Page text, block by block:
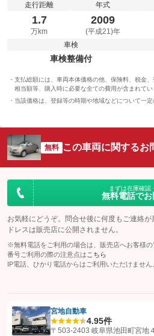
走行距離
1.7
万km
年式
2009
(平成21)年
車検
車検整備付
支払総額には、車両本体価格の他、保険料、税金
相当額等、購入時に必要な全ての費用が含まれてい
当該価格は、登録等の時期や地域などについて一定
無料 この車両に関するお
まずは在庫確認
無料電話で
お気軽にどうぞ。問合せ後に何度もご連絡
ドレスは販売店に公開されません。
※無料電話をご利用の場合は、販売店へお客様
番号ご利用の際の注意点は こちら
IP電話、ひかり電話からはご利用いただけません
【STEP1】認証画面でグーネットを友だち
宮地自動車
4.95件
〒503-2403 岐阜県池田町宮地